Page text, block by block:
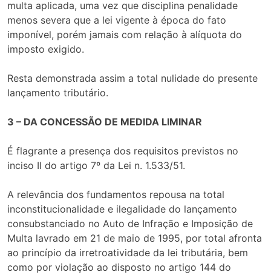
multa aplicada, uma vez que disciplina penalidade
menos severa que a lei vigente à época do fato
imponível, porém jamais com relação à alíquota do
imposto exigido.
Resta demonstrada assim a total nulidade do presente
lançamento tributário.
3 – DA CONCESSÃO DE MEDIDA LIMINAR
É flagrante a presença dos requisitos previstos no
inciso II do artigo 7º da Lei n. 1.533/51.
A relevância dos fundamentos repousa na total
inconstitucionalidade e ilegalidade do lançamento
consubstanciado no Auto de Infração e Imposição de
Multa lavrado em 21 de maio de 1995, por total afronta
ao princípio da irretroatividade da lei tributária, bem
como por violação ao disposto no artigo 144 do